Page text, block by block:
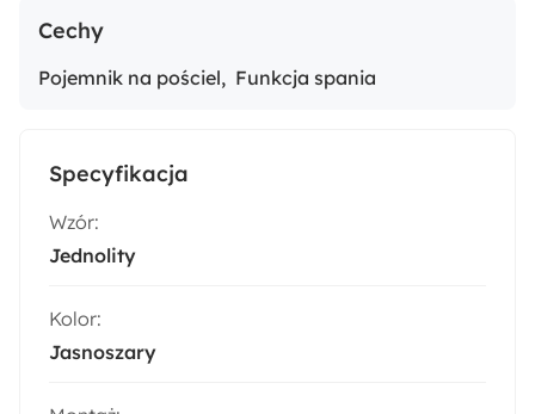
Cechy
Pojemnik na pościel Funkcja spania
Specyfikacja
Wzór:
Jednolity
Kolor:
Jasnoszary